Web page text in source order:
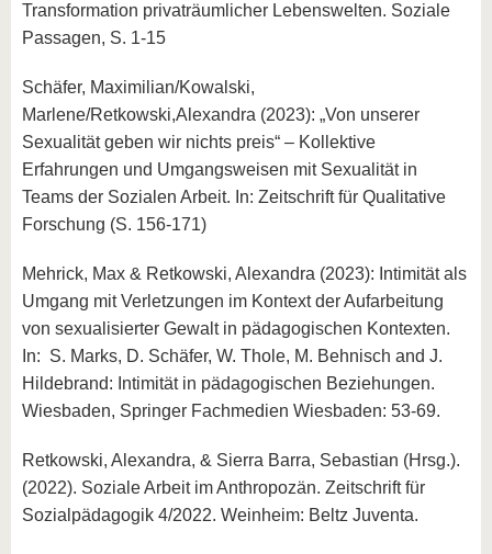
Transformation privaträumlicher Lebenswelten. Soziale
Passagen, S. 1-15
Schäfer, Maximilian/Kowalski,
Marlene/Retkowski,Alexandra (2023): „Von unserer
Sexualität geben wir nichts preis“ – Kollektive
Erfahrungen und Umgangsweisen mit Sexualität in
Teams der Sozialen Arbeit. In: Zeitschrift für Qualitative
Forschung (S. 156-171)
Mehrick, Max & Retkowski, Alexandra (2023): Intimität als
Umgang mit Verletzungen im Kontext der Aufarbeitung
von sexualisierter Gewalt in pädagogischen Kontexten.
In: S. Marks, D. Schäfer, W. Thole, M. Behnisch and J.
Hildebrand: Intimität in pädagogischen Beziehungen.
Wiesbaden, Springer Fachmedien Wiesbaden: 53-69.
Retkowski, Alexandra, & Sierra Barra, Sebastian (Hrsg.).
(2022). Soziale Arbeit im Anthropozän. Zeitschrift für
Sozialpädagogik 4/2022. Weinheim: Beltz Juventa.